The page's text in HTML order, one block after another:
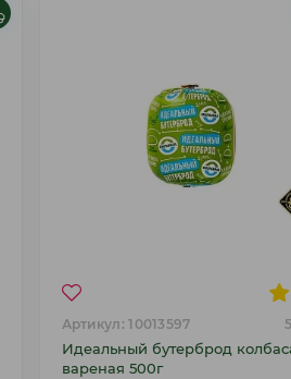
Артикул: 10013597
Идеальный бутерброд
вареная 500г